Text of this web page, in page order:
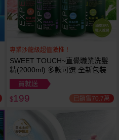
越多越
便宜
專業沙龍級超值激推！
SWEET TOUCH~直覺職業洗髮
精(2000ml) 多款可選 全新包裝
買就送
$199 已銷售70.7萬